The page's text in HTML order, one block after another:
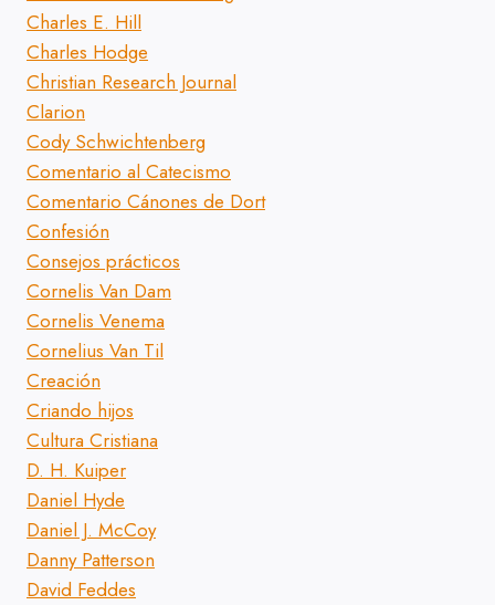
Charles E. Hill
Charles Hodge
Christian Research Journal
Clarion
Cody Schwichtenberg
Comentario al Catecismo
Comentario Cánones de Dort
Confesión
Consejos prácticos
Cornelis Van Dam
Cornelis Venema
Cornelius Van Til
Creación
Criando hijos
Cultura Cristiana
D. H. Kuiper
Daniel Hyde
Daniel J. McCoy
Danny Patterson
David Feddes